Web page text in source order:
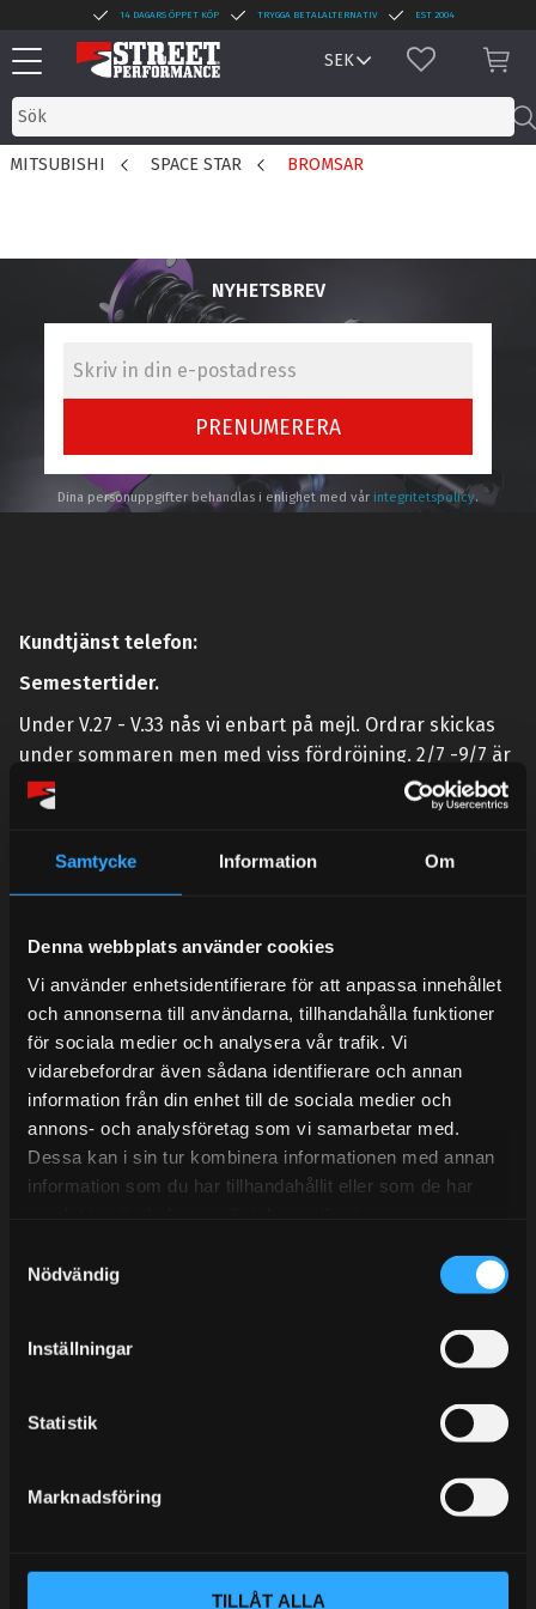
Samtycke Information Om
Denna webbplats använder cookies
Vi använder enhetsidentifierare för att anpassa innehållet
och annonserna till användarna, tillhandahålla funktioner
för sociala medier och analysera vår trafik. Vi
vidarebefordrar även sådana identifierare och annan
information från din enhet till de sociala medier och
annons- och analysföretag som vi samarbetar med.
Dessa kan i sin tur kombinera informationen med annan
information som du har tillhandahållit eller som de har
Nödvändig
Inställningar
Statistik
Marknadsföring
TILLÅT ALLA
Meny
14 DAGARS ÖPPET KÖP TRYGGA BETALALTERNATIV EST 2004
FAVORITER
MITSUBISHI SPACE STAR BROMSAR
NYHETSBREV
PRENUMERERA
Dina personuppgifter behandlas i enlighet med vår integritetspolicy.
Kundtjänst telefon:
Semestertider.
Under V.27 - V.33 nås vi enbart på mejl. Ordrar skickas
under sommaren men med viss fördröjning. 2/7 -9/7 är
det helt stängt.
Mån-Tors: 10:30-15:00
Lunchstängt 12:00-13:00
info@streetperformance.se
BLOGG
KUNSKAPSCENTER